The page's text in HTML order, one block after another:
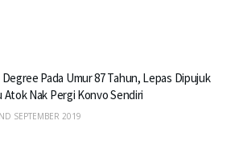
Degree Pada Umur 87 Tahun, Lepas Dipujuk
Atok Nak Pergi Konvo Sendiri
SEPTEMBER 2019